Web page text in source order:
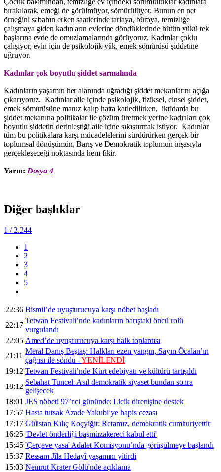
bırakılarak, emeği de görülmüyor, sömürülüyor. Bunun en net
örneğini sabahın erken saatlerinde tarlaya, büroya, temizliğe
çalışmaya giden kadınların evlerine döndüklerinde bütün yükü tek
başlarına evde de omuzlamalarında görüyoruz. Kadınlar çoklu
çalışıyor, evin için de psikolojik yük, emek sömürüsü şiddetine
uğruyor.
Kadınlar çok boyutlu şiddet sarmalında
Kadınların yaşamın her alanında uğradığı şiddet mekanlarını açığa
çıkarıyoruz. Kadınlar aile içinde psikolojik, fiziksel, cinsel şiddet,
emek sömürüsüne maruz kalıp hatta katledilirken, iktidarda bu
şiddet mekanına politikalar ile çözüm üretmek yerine kadınları çok
boyutlu şiddetin derinleştiği aile içine sıkıştırmak istiyor. Kadınlar
tüm bu politikalara karşı mücadelelerini sürdürürken gerçek bir
toplumsal dönüşümün, Barış ve Demokratik toplumun inşasıyla
gerçekleşeceği noktasında hem fikir.
Yarın: Dosya 4
Diğer başlıklar
1 / 2.244
1
2
3
4
5
22:36 Bismil’de uyuşturucuya karşı nöbet başladı
22:17
Tetwan Festivali’nde kadınların barıştaki öncü rolü
vurgulandı
22:05 Amed’de uyuşturucuya karşı halk toplantısı
21:11
Meral Danış Beştaş: Halkları ezen yangın, Sayın Öcalan’ın
çağrısı ile söndü -YENİLENDİ
19:12 Tetwan Festivali’nde Kürt edebiyatı ve kültürü tartışıldı
18:12
Sebahat Tuncel: Asıl demokratik siyaset bundan sonra
gelişecek
18:01 JES nöbeti 97’nci gününde: Licik direnişine destek
17:57 Hasta tutsak Azade Yakubi’ye hapis cezası
17:17 Gülistan Kılıç Koçyiğit: Rotamız, demokratik cumhuriyettir
16:25 'Devlet önderliği başmüzakereci kabul etti'
15:45 'Çerçeve yasa' Adalet Komisyonu’nda görüşülmeye başlandı
15:37 Ressam Jîla Hedayî yaşamını yitirdi
15:03 Nemrut Krater Gölü'nde açıklama